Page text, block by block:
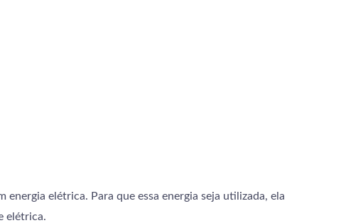
elétrica. Para que essa energia seja utilizada, ela
elétrica.